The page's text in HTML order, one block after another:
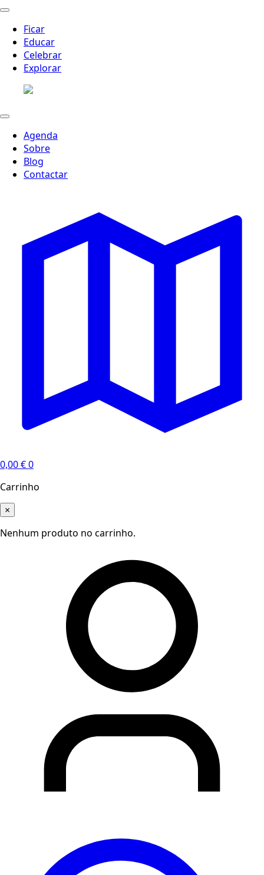
Ficar
Educar
Celebrar
Explorar
Agenda
Sobre
Blog
Contactar
0,00€0
Carrinho
×
Nenhum produto no carrinho.